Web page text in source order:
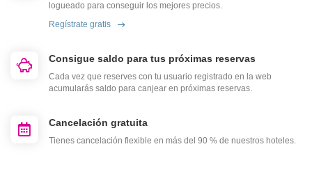
logueado para conseguir los mejores precios.
Regístrate gratis
Consigue saldo para tus próximas reservas
Cada vez que reserves con tu usuario registrado en la web
acumularás saldo para canjear en próximas reservas.
Cancelación gratuita
Tienes cancelación flexible en más del 90 % de nuestros hoteles.